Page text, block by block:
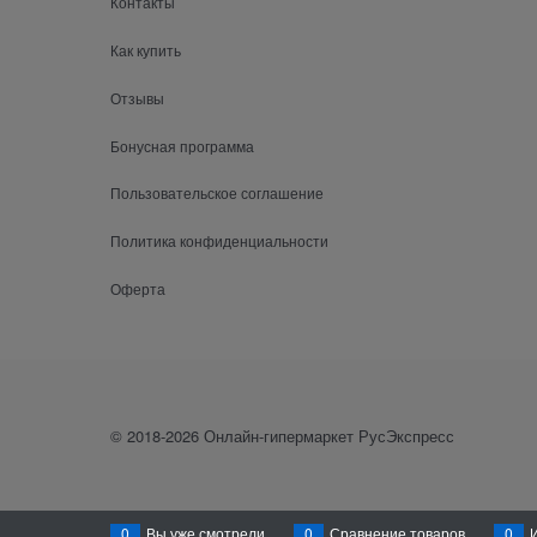
Как купить
Отзывы
Бонусная программа
Пользовательское соглашение
Политика конфиденциальности
Оферта
© 2018-2026 Онлайн-гипермаркет РусЭкспресс
0 Вы уже смотрели 0 Сравнение товаров 0